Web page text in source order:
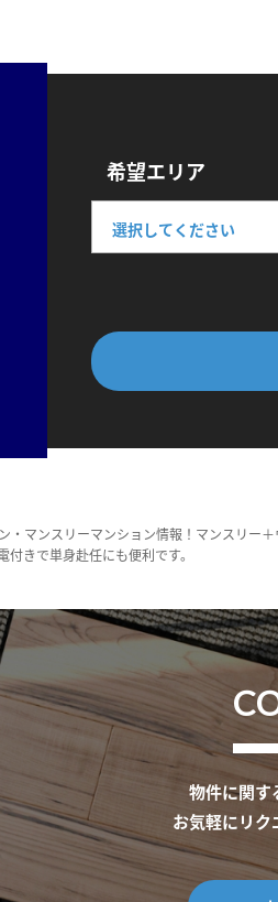
希望エリア
マンスリーマンション情報！マンスリー
きで単身赴任にも便利です。
物件に関す
お気軽にリク